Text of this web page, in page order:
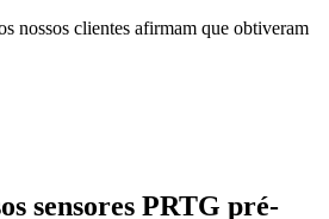
nossos clientes afirmam que obtiveram
sensores PRTG pré-